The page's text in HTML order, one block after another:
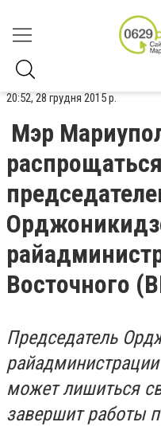
20:52, 28 грудня 2015 р.
Мэр
Восточного
Председатель
может лишиться
завершит работы